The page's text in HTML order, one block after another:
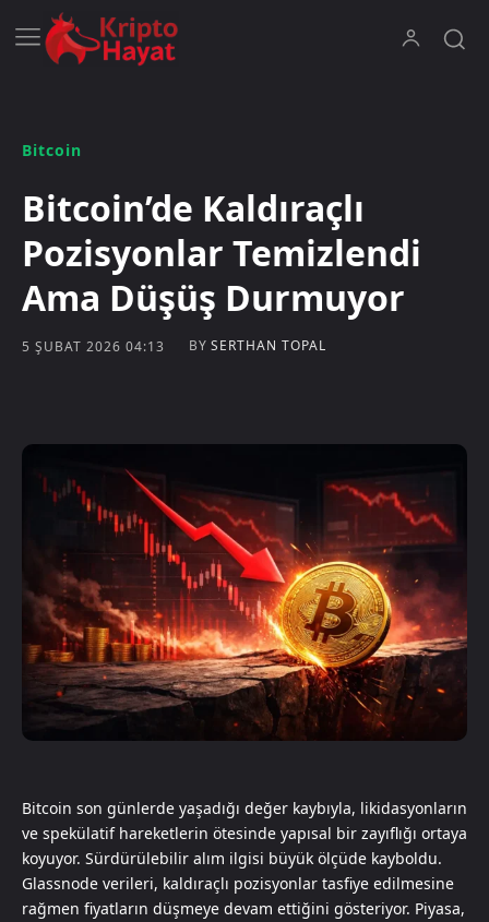
Bitcoin
Bitcoin’de Kaldıraçlı
Pozisyonlar Temizlendi
Ama Düşüş Durmuyor
5 ŞUBAT 2026 04:13 BY SERTHAN TOPAL
Bitcoin son günlerde yaşadığı değer kaybıyla, likidasyonların
ve spekülatif hareketlerin ötesinde yapısal bir zayıflığı ortaya
koyuyor. Sürdürülebilir alım ilgisi büyük ölçüde kayboldu.
Glassnode verileri, kaldıraçlı pozisyonlar tasfiye edilmesine
rağmen fiyatların düşmeye devam ettiğini gösteriyor. Piyasa,